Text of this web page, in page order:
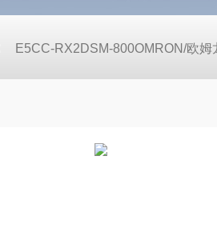
E5CC-RX2DSM-800OMRON/欧